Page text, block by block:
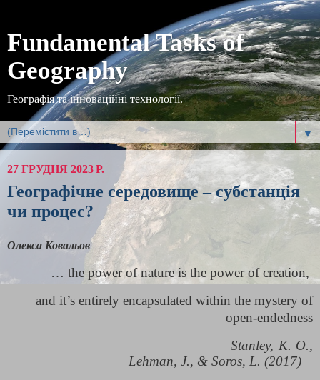
Fundamental Tasks of
Geography
Географія та інноваційні технології.
▼
27 ГРУДНЯ 2023 Р.
Географічне середовище – субстанція
чи процес?
Олекса Ковальов
… the power of nature is the power of creation,
and it’s entirely encapsulated within the mystery of
open-endedness
Stanley, K. O.,
Lehman, J., & Soros, L. (2017)